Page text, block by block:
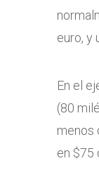
euro, y
En el
(80
menos
en $75